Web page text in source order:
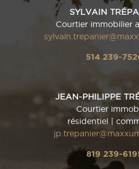
SYLVAIN
Courtier immobilier
514 239-
JEAN-PHILIPPE
Courtier
résidentiel |
819 239-